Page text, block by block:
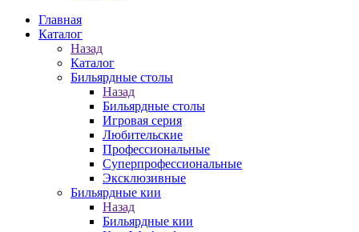
Главная
Каталог
Назад
Каталог
Бильярдные столы
Назад
Бильярдные столы
Игровая серия
Любительские
Профессиональные
Суперпрофессиональные
Эксклюзивные
Бильярдные кии
Назад
Бильярдные кии